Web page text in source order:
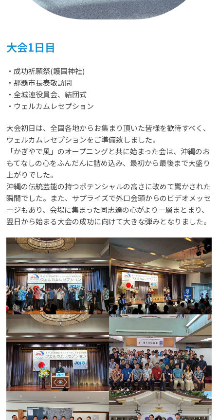
大会1日目
・成功祈願祭(護国神社)
・那覇市長表敬訪問
・全城連役員会、結団式
・ウェルカムレセプション
大会初日は、全国各地からお集まり頂いた皆様を歓待すべく、
ウェルカムレセプションをご準備致しました。
「かぎやで風」のオープニングと共に始まった会は、沖縄のお
もてなしの心をふんだんに詰め込み、最初から最後まで大盛り
上がりでした。
沖縄の伝統芸能の持つポテンシャルの高さに改めて驚かされた
瞬間でした。また、サプライズで外口会頭からのビデオメッセ
ージもあり、会場に集まった同志達の心がより一層まとまり、
翌日から始まる大会の成功に向けて大きな弾みとなりました。